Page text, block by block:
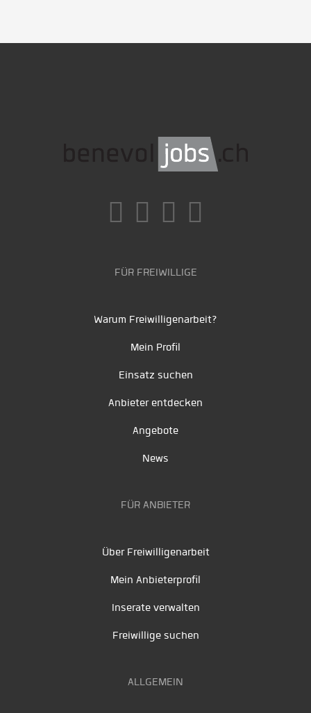
FÜR FREIWILLIGE
Warum Freiwilligenarbeit?
Mein Profil
Einsatz suchen
Anbieter entdecken
Angebote
News
FÜR ANBIETER
Über Freiwilligenarbeit
Mein Anbieterprofil
Inserate verwalten
Freiwillige suchen
ALLGEMEIN